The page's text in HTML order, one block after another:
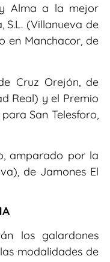
y Alma a la mejor
(Villanueva de
en Manchacor, de
Cruz Orejón, de
Real) y el Premio
San Telesforo,
amparado por la
de Jamones El
los galardones
modalidades de